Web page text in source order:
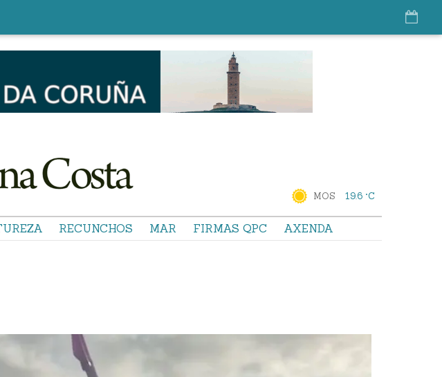
MOS 19.6 °C
RECUNCHOS MAR FIRMAS QPC AXENDA